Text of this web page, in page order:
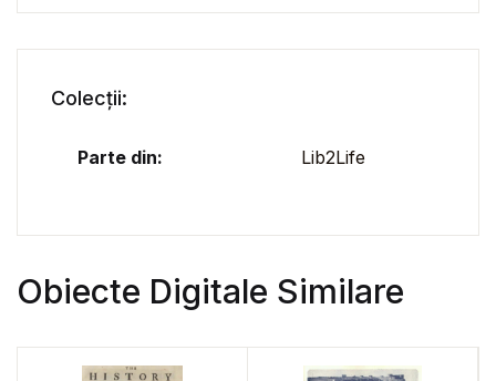
Colecții:
Parte din: Lib2Life
Obiecte Digitale Similare